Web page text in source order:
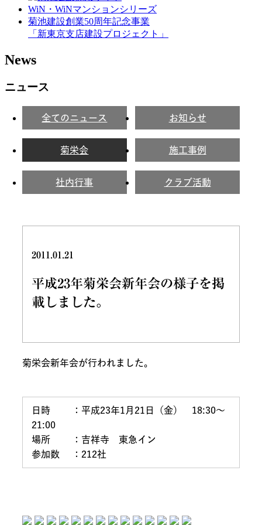
WiN・WiNマンションシリーズ
菊池建設創業50周年記念事業
「新東京支店建設プロジェクト」
News
ニュース
全てのニュース お知らせ
菊栄会 施工事例
社内行事 クラブ活動
2011.01.21
平成23年菊栄会新年会の様子を掲
載しました。
菊栄会新年会が行われました。
日時　　 ：平成23年1月21日（金）　18:30～
21:00
場所　　 ：吉祥寺　東急イン